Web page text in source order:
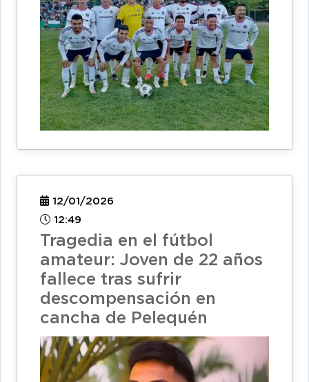
12/01/2026
12:49
Tragedia en el fútbol
amateur: Joven de 22 años
fallece tras sufrir
descompensación en
cancha de Pelequén